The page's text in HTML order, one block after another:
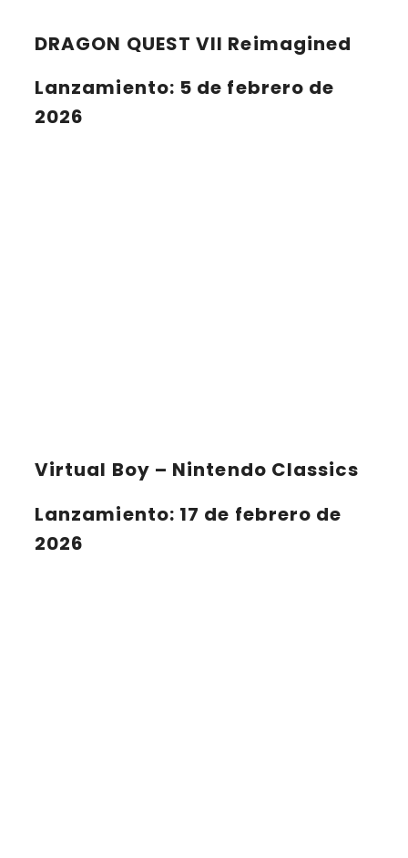
DRAGON QUEST VII Reimagined
Lanzamiento: 5 de febrero de
2026
Virtual Boy – Nintendo Classics
Lanzamiento: 17 de febrero de
2026